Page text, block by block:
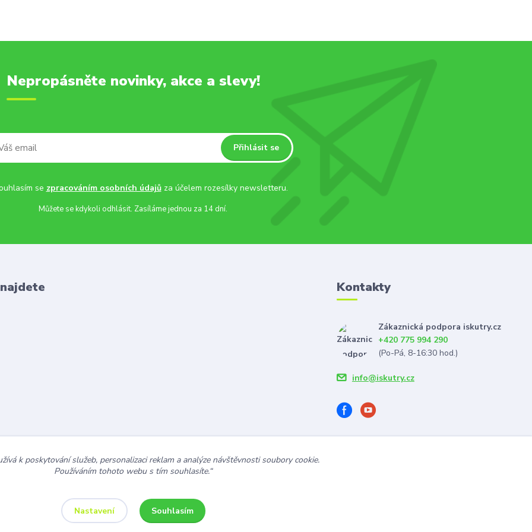
Nepropásněte novinky, akce a slevy!
Přihlásit se
se zpracováním osobních údajůza účelem rozesílky newsletteru.
Můžete se kdykoli odhlásit. Zasíláme jednou za 14 dní.
Kontakty
Zákaznická podpora iskutry.cz
+420 775 994 290
(Po-Pá, 8-16:30 hod.)
info@iskutry.cz
k poskytování služeb, personalizaci reklam a analýze návštěvnosti soubory cookie.
Používáním tohoto webu s tím souhlasíte.“
Nastavení Souhlasím